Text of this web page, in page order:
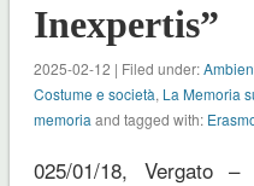
Inexpertis”
2025-02-12 | Filed under:
Costume e società, La Memoria
memoria and tagged with:
025/01/18, Vergato –